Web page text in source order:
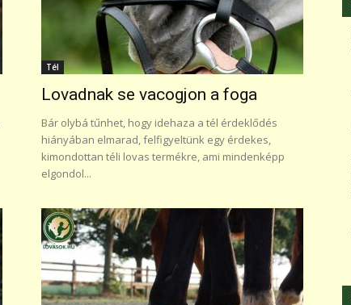
Tél
Lovadnak se vacogjon a foga
Bár olybá tűnhet, hogy idehaza a tél érdeklődés
hiányában elmarad, felfigyeltünk egy érdekes,
kimondottan téli lovas termékre, ami mindenképp
elgondol...